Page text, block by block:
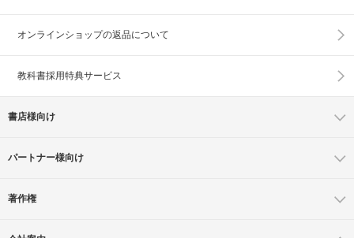
オンラインショップの返品について
教科書採用特典サービス
書店様向け
パートナー様向け
著作権